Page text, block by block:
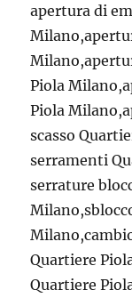
apertura di
Piola
Piola
scasso
serramenti
serrature
Quartiere
Quartiere